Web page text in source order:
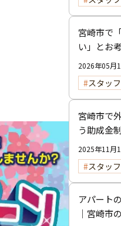
宮崎市で
い」とお
雨樋交換
2026年05月
スタッ
宮崎市で
う助成金
2025年11月
スタッ
アパート
｜宮崎市